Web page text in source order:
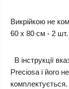
Викрійкою не
60 х 80 см - 2 шт.
В інструкції
Preciosa і його